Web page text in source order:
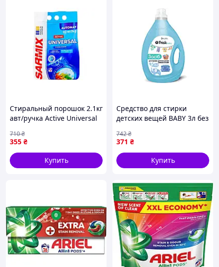
Стиральный порошок 2.1кг
авт/ручка Active Universal
355 ₴
710₴
Купить
Средство для стирки
детских вещей BABY 3л без
ароматизаторов для
белого и цветного белья
371 ₴
742₴
Купить